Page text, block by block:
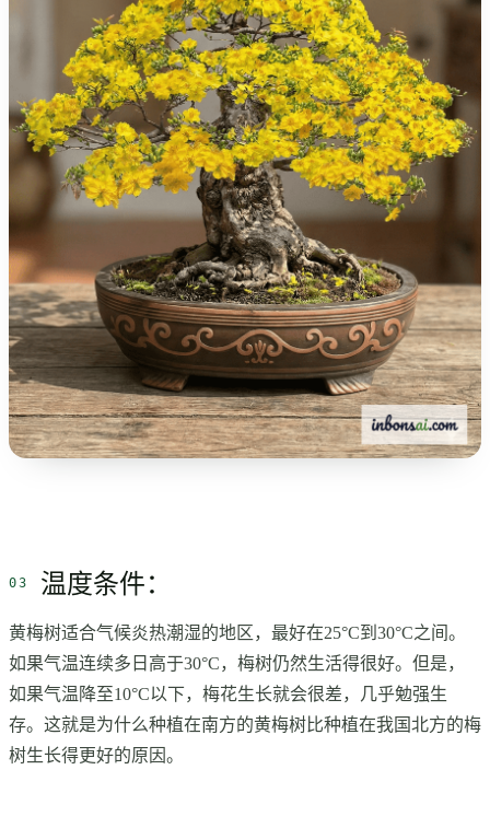
温度条件：
黄梅树适合气候炎热潮湿的地区，最好在25°C到30°C之间。
如果气温连续多日高于30°C，梅树仍然生活得很好。但是，
如果气温降至10°C以下，梅花生长就会很差，几乎勉强生
存。这就是为什么种植在南方的黄梅树比种植在我国北方的梅
树生长得更好的原因。